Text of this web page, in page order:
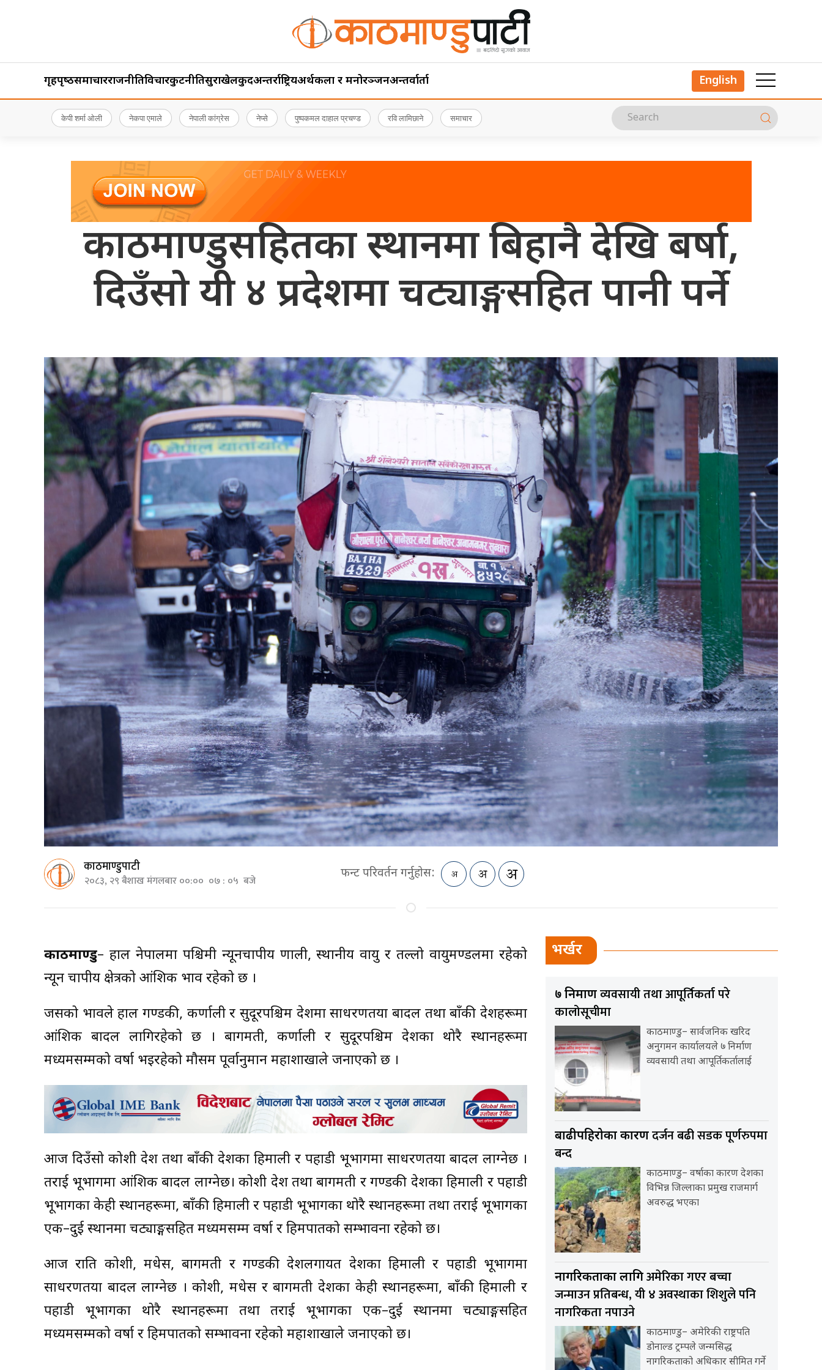
गृहपृष्‍ठसमाचारराजनीतिविचारकुटनीतिसुरक्षाखेलकुदअन्तर्राष्ट्रियअर्थकला र मनोरञ्जनअन्तर्वार्ता English
केपी शर्मा ओली नेकपा एमाले नेपाली कांग्रेस नेप्से पुष्पकमल दाहाल प्रचण्ड रवि लामिछाने समाचार
काठमाण्डुसहितका स्थानमा बिहानै देखि बर्षा,
दिउँसो यी ४ प्रदेशमा चट्याङ्गसहित पानी पर्ने
काठमाण्डुपाटी
२०८३, २९ बैशाख मंगलबार ००:०० ०७ : ०५ बजे फन्ट परिवर्तन गर्नुहोस:
काठमाण्डु– हाल नेपालमा पश्चिमी न्यूनचापीय प्रणाली, स्थानीय वायु र तल्लो वायुमण्डलमा रहेको
न्यून चापीय क्षेत्रको आंशिक प्रभाव रहेको छ ।
जसको प्रभावले हाल गण्डकी, कर्णाली र सुदूरपश्चिम प्रदेशमा साधरणतया बादल तथा बाँकी प्रदेशहरूमा
आंशिक बादल लागिरहेको छ । बागमती, कर्णाली र सुदूरपश्चिम प्रदेशका थोरै स्थानहरूमा
मध्यमसम्मको वर्षा भइरहेको मौसम पूर्वानुमान महाशाखाले जनाएको छ ।
आज दिउँसो कोशी प्रदेश तथा बाँकी प्रदेशका हिमाली र पहाडी भूभागमा साधरणतया बादल लाग्नेछ ।
तराई भूभागमा आंशिक बादल लाग्नेछ। कोशी प्रदेश तथा बागमती र गण्डकी प्रदेशका हिमाली र पहाडी
भूभागका केही स्थानहरूमा, बाँकी हिमाली र पहाडी भूभागका थोरै स्थानहरूमा तथा तराई भूभागका
एक–दुई स्थानमा चट्याङ्गसहित मध्यमसम्म वर्षा र हिमपातको सम्भावना रहेको छ।
आज राति कोशी, मधेस, बागमती र गण्डकी प्रदेशलगायत देशका हिमाली र पहाडी भूभागमा
साधरणतया बादल लाग्नेछ । कोशी, मधेस र बागमती प्रदेशका केही स्थानहरूमा, बाँकी हिमाली र
पहाडी भूभागका थोरै स्थानहरूमा तथा तराई भूभागका एक–दुई स्थानमा चट्याङ्गसहित
मध्यमसम्मको वर्षा र हिमपातको सम्भावना रहेको महाशाखाले जनाएको छ।
भर्खर
७ निर्माणव्यवसायी तथा आपूर्तिकर्ता परे
कालोसूचीमा
काठमाण्डु– सार्वजनिक खरिद
अनुगमन कार्यालयले ७ निर्माण
व्यवसायी तथा आपूर्तिकर्तालाई
बाढीपहिरोका कारणदर्जन बढी सडक पूर्णरुपमा
बन्द
काठमाण्डु– वर्षाका कारण देशका
विभिन्न जिल्लाका प्रमुख राजमार्ग
अवरुद्ध भएका
नागरिकताका लागिअमेरिका गएर बच्चा
जन्माउन प्रतिबन्ध, यी ४ अवस्थाका शिशुले पनि
नागरिकता नपाउने
काठमाण्डु– अमेरिकी राष्ट्रपति
डोनाल्ड ट्रम्पले जन्मसिद्ध
नागरिकताको अधिकार सीमित गर्ने